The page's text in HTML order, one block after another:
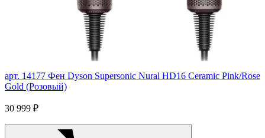
арт. 14177 Фен Dyson Supersonic Nural HD16 Ceramic Pink/Rose
Gold (Розовый)
30 999 ₽